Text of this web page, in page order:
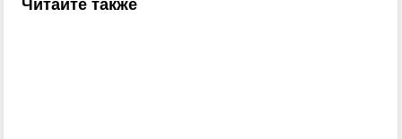
Читайте также